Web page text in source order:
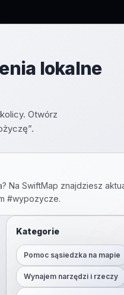
lokalne
Otwórz
? Na SwiftMap znajdziesz
#wypozycze.
Kategorie
Pomoc sąsiedzka na mapie
Wynajem narzędzi i rzeczy